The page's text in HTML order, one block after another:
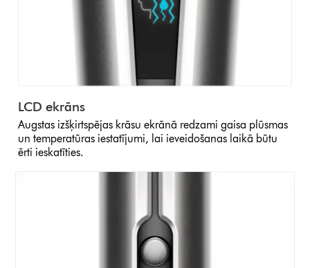
LCD ekrāns
Augstas izšķirtspējas krāsu ekrānā redzami gaisa plūsmas
un temperatūras iestatījumi, lai ieveidošanas laikā būtu
ērti ieskatīties.